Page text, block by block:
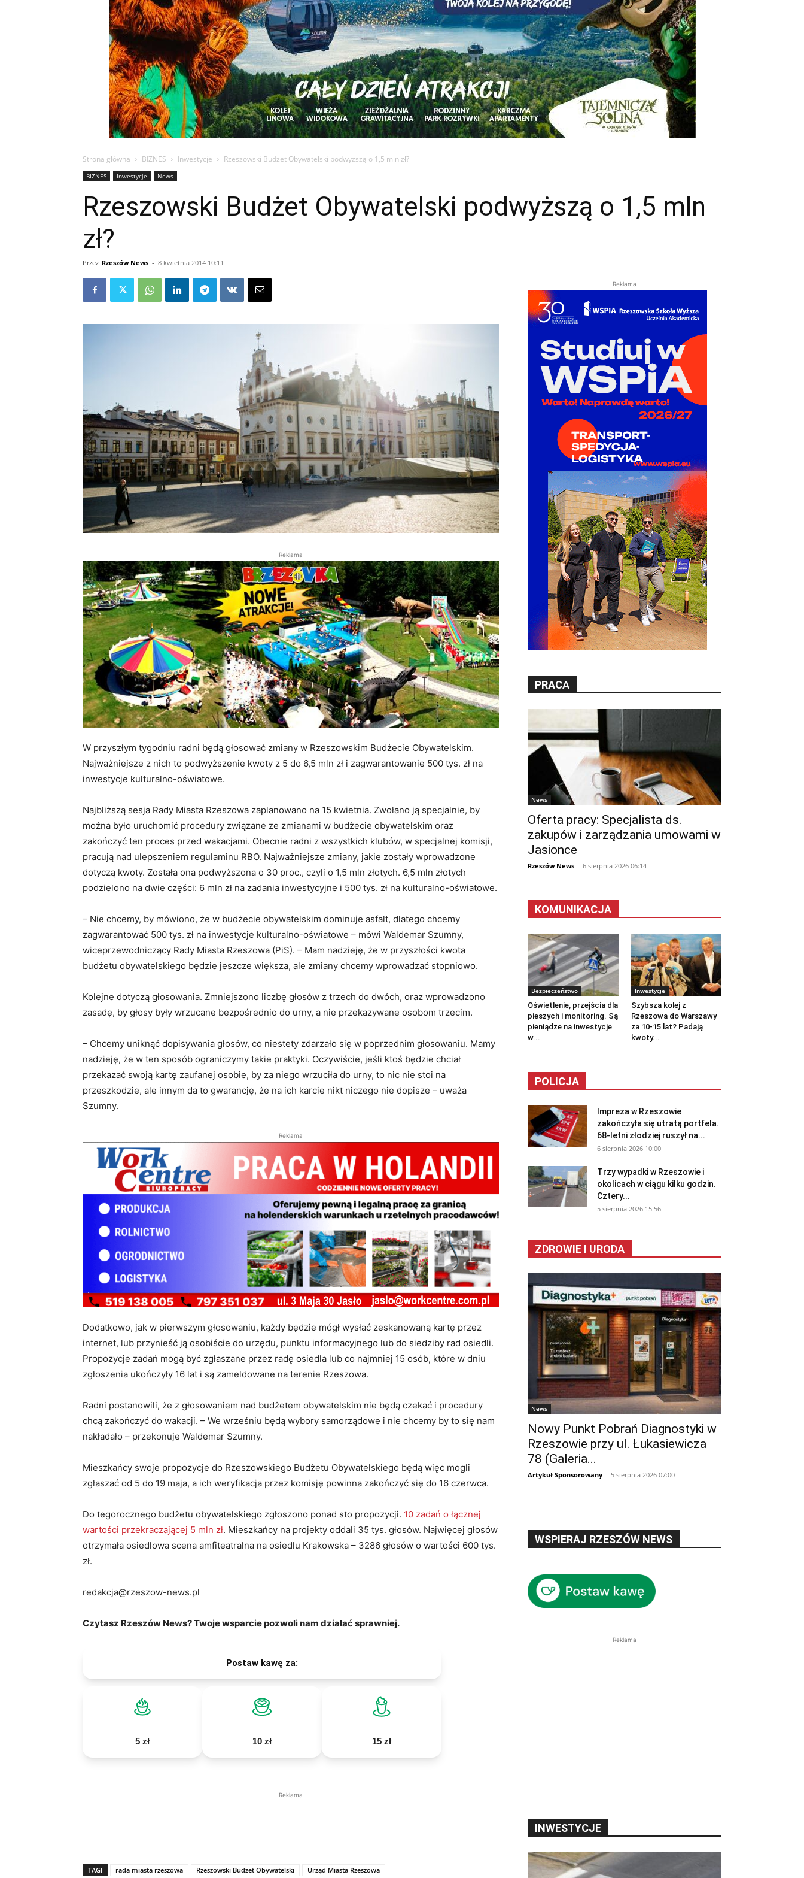
Strona główna BIZNES Inwestycje Rzeszowski Budżet Obywatelski podwyższą o 1,5 mln zł?
BIZNES Inwestycje News
Rzeszowski Budżet Obywatelski podwyższą o 1,5 mln
zł?
Przez Rzeszów News - 8 kwietnia 2014 10:11
Reklama
W przyszłym tygodniu radni będą głosować zmiany w Rzeszowskim Budżecie Obywatelskim.
Najważniejsze z nich to podwyższenie kwoty z 5 do 6,5 mln zł i zagwarantowanie 500 tys. zł na
inwestycje kulturalno-oświatowe.
Najbliższą sesja Rady Miasta Rzeszowa zaplanowano na 15 kwietnia. Zwołano ją specjalnie, by
można było uruchomić procedury związane ze zmianami w budżecie obywatelskim oraz
zakończyć ten proces przed wakacjami. Obecnie radni z wszystkich klubów, w specjalnej komisji,
pracują nad ulepszeniem regulaminu RBO. Najważniejsze zmiany, jakie zostały wprowadzone
dotyczą kwoty. Została ona podwyższona o 30 proc., czyli o 1,5 mln złotych. 6,5 mln złotych
podzielono na dwie części: 6 mln zł na zadania inwestycyjne i 500 tys. zł na kulturalno-oświatowe.
– Nie chcemy, by mówiono, że w budżecie obywatelskim dominuje asfalt, dlatego chcemy
zagwarantować 500 tys. zł na inwestycje kulturalno-oświatowe – mówi Waldemar Szumny,
wiceprzewodniczący Rady Miasta Rzeszowa (PiS). – Mam nadzieję, że w przyszłości kwota
budżetu obywatelskiego będzie jeszcze większa, ale zmiany chcemy wprowadzać stopniowo.
Kolejne dotyczą głosowania. Zmniejszono liczbę głosów z trzech do dwóch, oraz wprowadzono
zasadę, by głosy były wrzucane bezpośrednio do urny, a nie przekazywane osobom trzecim.
– Chcemy uniknąć dopisywania głosów, co niestety zdarzało się w poprzednim głosowaniu. Mamy
nadzieję, że w ten sposób ograniczymy takie praktyki. Oczywiście, jeśli ktoś będzie chciał
przekazać swoją kartę zaufanej osobie, by za niego wrzuciła do urny, to nic nie stoi na
przeszkodzie, ale innym da to gwarancję, że na ich karcie nikt niczego nie dopisze – uważa
Szumny.
Reklama
Dodatkowo, jak w pierwszym głosowaniu, każdy będzie mógł wysłać zeskanowaną kartę przez
internet, lub przynieść ją osobiście do urzędu, punktu informacyjnego lub do siedziby rad osiedli.
Propozycje zadań mogą być zgłaszane przez radę osiedla lub co najmniej 15 osób, które w dniu
zgłoszenia ukończyły 16 lat i są zameldowane na terenie Rzeszowa.
Radni postanowili, że z głosowaniem nad budżetem obywatelskim nie będą czekać i procedury
chcą zakończyć do wakacji. – We wrześniu będą wybory samorządowe i nie chcemy by to się nam
nakładało – przekonuje Waldemar Szumny.
Mieszkańcy swoje propozycje do Rzeszowskiego Budżetu Obywatelskiego będą więc mogli
zgłaszać od 5 do 19 maja, a ich weryfikacja przez komisję powinna zakończyć się do 16 czerwca.
Do tegorocznego budżetu obywatelskiego zgłoszono ponad sto propozycji. 10 zadań o łącznej
wartości przekraczającej 5 mln zł. Mieszkańcy na projekty oddali 35 tys. głosów. Najwięcej głosów
otrzymała osiedlowa scena amfiteatralna na osiedlu Krakowska – 3286 głosów o wartości 600 tys.
zł.
redakcja@rzeszow-news.pl
Czytasz Rzeszów News? Twoje wsparcie pozwoli nam działać sprawniej.
Postaw kawę za:
5 zł 10 zł 15 zł
Reklama
TAGI rada miasta rzeszowa Rzeszowski Budżet Obywatelski Urząd Miasta Rzeszowa
Reklama
PRACA
News
Oferta pracy: Specjalista ds.
zakupów i zarządzania umowami w
Jasionce
Rzeszów News - 6 sierpnia 2026 06:14
KOMUNIKACJA
Bezpieczeństwo
Oświetlenie, przejścia dla
pieszych i monitoring. Są
pieniądze na inwestycje
w...
Inwestycje
Szybsza kolej z
Rzeszowa do Warszawy
za 10-15 lat? Padają
kwoty...
POLICJA
Impreza w Rzeszowie
zakończyła się utratą portfela.
68-letni złodziej ruszył na...
6 sierpnia 2026 10:00
Trzy wypadki w Rzeszowie i
okolicach w ciągu kilku godzin.
Cztery...
5 sierpnia 2026 15:56
ZDROWIE I URODA
News
Nowy Punkt Pobrań Diagnostyki w
Rzeszowie przy ul. Łukasiewicza
78 (Galeria...
Artykuł Sponsorowany - 5 sierpnia 2026 07:00
WSPIERAJ RZESZÓW NEWS
Reklama
INWESTYCJE